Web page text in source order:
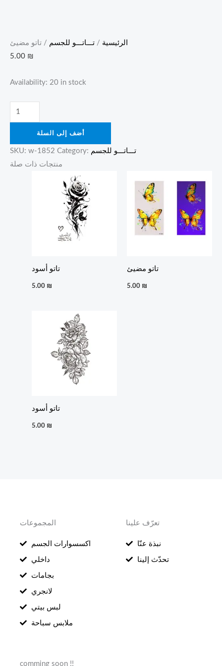
الرئيسية / تـــاتـــو للجسم / تاتو مضيئ
5.00 ₪
Availability: 20 in stock
أضف إلى السلة
SKU: w-1852 Category: تـــاتـــو للجسم
منتجات ذات صلة
تاتو أسود
5.00 ₪
تاتو مضيئ
5.00 ₪
تاتو أسود
5.00 ₪
المجموعات
اكسسوارات الجسم
داخلي
بجامات
لانجري
لبس بيتي
ملابس سباحة
تعرّف علينا
نبذة عنّا
تحدّث إلينا
comming soon !!